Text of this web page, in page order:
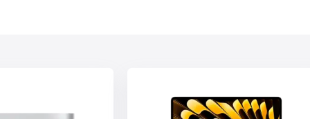
iMac, которые теперь впервые получили процессоры
задачах. Пользователи любого уровня заметят,
задачах, но и в требующих высокой